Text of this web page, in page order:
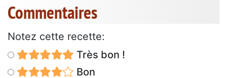
Commentaires
Notez cette recette:
Très bon !
Bon